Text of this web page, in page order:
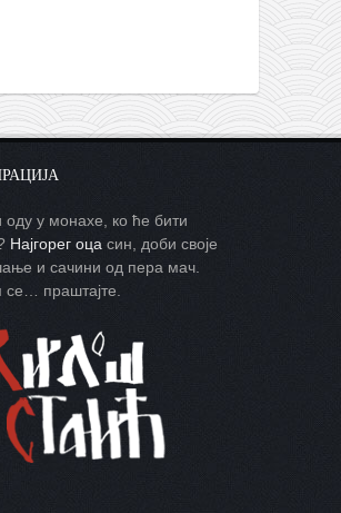
оду у монахе, ко ће бити
Најгорег оца син, доби своје
и сачини од пера мач.
праштајте.